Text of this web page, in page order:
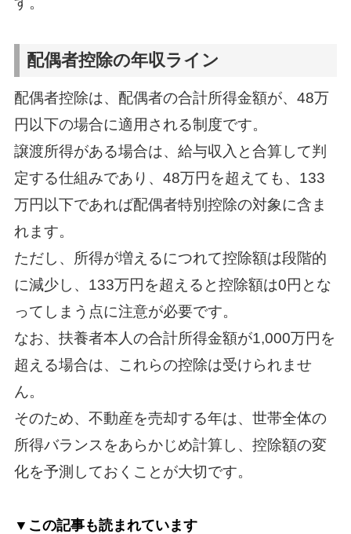
配偶者控除の年収ライン
配偶者控除は、配偶者の合計所得金額が、48万
円以下の場合に適用される制度です。
譲渡所得がある場合は、給与収入と合算して判
定する仕組みであり、48万円を超えても、133
万円以下であれば配偶者特別控除の対象に含ま
れます。
ただし、所得が増えるにつれて控除額は段階的
に減少し、133万円を超えると控除額は0円とな
ってしまう点に注意が必要です。
なお、扶養者本人の合計所得金額が1,000万円を
超える場合は、これらの控除は受けられませ
ん。
そのため、不動産を売却する年は、世帯全体の
所得バランスをあらかじめ計算し、控除額の変
化を予測しておくことが大切です。
▼この記事も読まれています